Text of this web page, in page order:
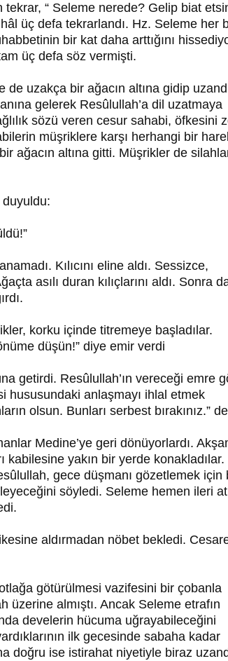
“ Seleme nerede? Ge­lip biat
üç defa tekrarlandı. Hz. Seleme her
bir kat daha arttığını
üç defa söz vermişti.
uzakça bir ağacın altına gidip
gelerek Re­sû­lul­lah’a dil uzatmaya
sözü veren cesur sahabi, öfkesini
müşrikle­re karşı herhangi bir
ağa­cın altına gitti. Müşrikler de
duyuldu:
Kılıcını eline aldı. Sessizce,
asılı duran kılıçlarını aldı. Son­ra
korku içinde titremeye başla­dılar.
düşün!” diye emir ver­di
getirdi. Re­sû­lul­lah’ın vereceği emre
hususundaki anlaşmayı ihlal etmek
olsun. Bunları serbest bırakınız.”
Medine’ye geri dönüyorlar­dı.
yakın bir yer­de konakladılar.
gece düş­manı gözetlemek için
söyledi. Seleme hemen ileri
aldırmadan nöbet bekledi.
götürülmesi vazifesini bir ço­banla
almıştı. Ancak Sele­me etrafın
develerin hücuma uğra­yabileceğini
ilk gecesin­de sabaha kadar
doğru ise istirahat niyetiyle biraz